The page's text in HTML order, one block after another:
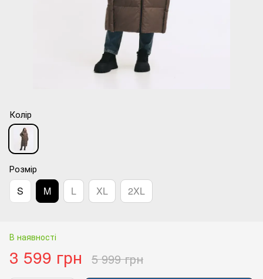
Колір
Розмір
S M L XL 2XL
В наявності
3 599 грн 5 999 грн